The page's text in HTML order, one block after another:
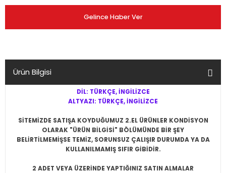
Gelince Haber Ver
Ürün Bilgisi
DİL: TÜRKÇE, İNGİLİZCE
ALTYAZI: TÜRKÇE, İNGİLİZCE
SİTEMİZDE SATIŞA KOYDUĞUMUZ 2.EL ÜRÜNLER KONDİSYON
OLARAK "ÜRÜN BİLGİSİ" BÖLÜMÜNDE BİR ŞEY
BELİRTİLMEMİŞSE TEMİZ, SORUNSUZ ÇALIŞIR DURUMDA YA DA
KULLANILMAMIŞ SIFIR GİBİDİR.
2 ADET VEYA ÜZERİNDE YAPTIĞINIZ SATIN ALMALAR